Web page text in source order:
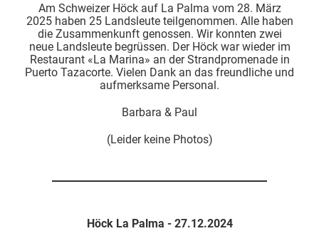
Am Schweizer Höck auf La Palma vom 28. März
2025 haben 25 Landsleute teilgenommen. Alle haben
die Zusammenkunft genossen. Wir konnten zwei
neue Landsleute begrüssen. Der Höck war wieder im
Restaurant «La Marina» an der Strandpromenade in
Puerto Tazacorte. Vielen Dank an das freundliche und
aufmerksame Personal.
Barbara & Paul
(Leider keine Photos)
Höck La Palma - 27.12.2024